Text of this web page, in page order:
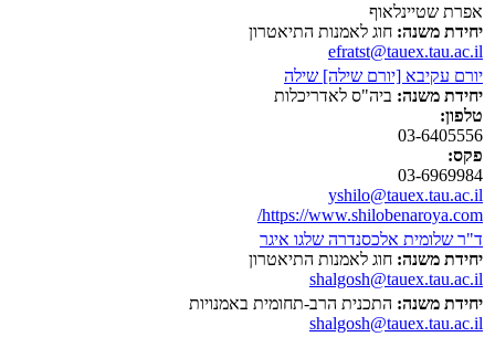
אפרת שטיינלאוף
יחידת משנה: חוג לאמנות התיאטרון
efratst@tauex.tau.ac.il
יורם עקיבא [יורם שילה] שילה
יחידת משנה: ביה"ס לאדריכלות
טלפון:
03-6405556
פקס:
03-6969984
yshilo@tauex.tau.ac.il
https://www.shilobenaroya.com/
ד"ר שלומית אלכסנדרה שלגו איגר
יחידת משנה: חוג לאמנות התיאטרון
shalgosh@tauex.tau.ac.il
יחידת משנה: התכנית הרב-תחומית באמנויות
shalgosh@tauex.tau.ac.il